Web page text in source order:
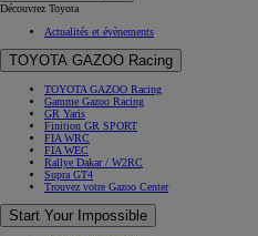
Découvrez Toyota
Actualités et évènements
TOYOTA GAZOO Racing
TOYOTA GAZOO Racing
Gamme Gazoo Racing
GR Yaris
Finition GR SPORT
FIA WRC
FIA WEC
Rallye Dakar / W2RC
Supra GT4
Trouvez votre Gazoo Center
Start Your Impossible